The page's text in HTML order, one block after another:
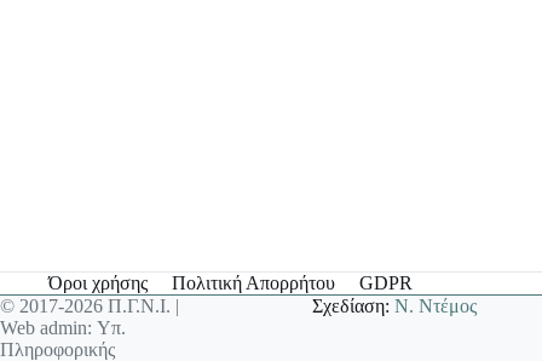
Όροι χρήσης Πολιτική Απορρήτου
GDPR
© 2017-2026 Π.Γ.Ν.Ι. |
Web admin: Υπ.
Πληροφορικής
Σχεδίαση:Ν. Ντέμος